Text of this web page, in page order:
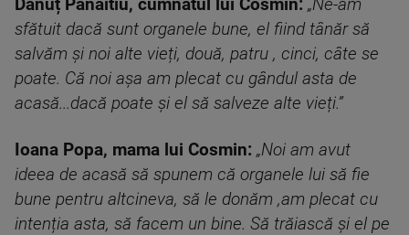
Dănuț Panaitiu, cumnatul lui Cosmin: „Ne-am
sfătuit dacă sunt organele bune, el fiind tânăr să
salvăm și noi alte vieți, două, patru , cinci, câte se
poate. Că noi așa am plecat cu gândul asta de
acasă...dacă poate și el să salveze alte vieți.”
Ioana Popa, mama lui Cosmin: „Noi am avut
ideea de acasă să spunem că organele lui să fie
bune pentru altcineva, să le donăm ,am plecat cu
intenția asta, să facem un bine. Să trăiască și el pe